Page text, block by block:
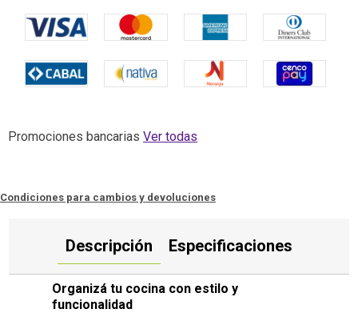
Promociones bancarias Ver todas
Condiciones para cambios y devoluciones
Descripción Especificaciones
Organizá tu cocina con estilo y
funcionalidad